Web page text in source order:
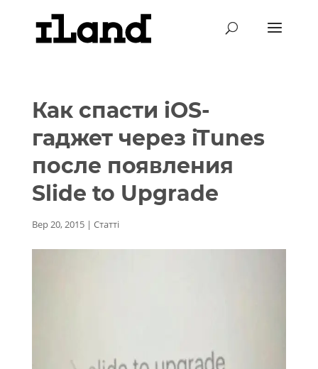
Как спасти iOS-
гаджет через iTunes
после появления
Slide to Upgrade
Вер 20, 2015| Статті